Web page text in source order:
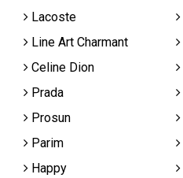
Lacoste
Line Art Charmant
Celine Dion
Prada
Prosun
Parim
Happy